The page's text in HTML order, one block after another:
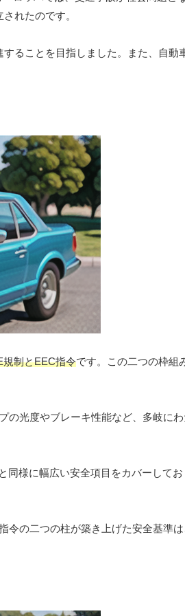
れたのです。
ることを目指しました。また、自動
規制とEEC指令です。この二つの枠組
の光度やブレーキ性能など、多岐にわ
同様に幅広い安全項目をカバーして
令の二つの柱が築き上げた安全基準